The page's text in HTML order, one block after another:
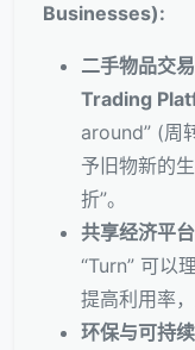
Businesses):
二手物品交
Trading
around” (周
予旧物新的
折”。
共享经济平
“Turn” 可以
提高利用率
环保与可持